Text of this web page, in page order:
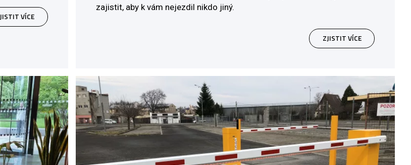
VÍCE
zajistit, aby k vám nejezdil nikdo jiný.
ZJISTIT VÍCE